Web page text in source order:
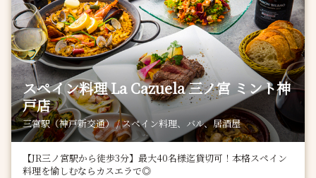
スペイン料理 La Cazuela 三ノ宮 ミント神
戸店
三宮駅（神戸新交通） / スペイン料理、バル、居酒屋
【JR三ノ宮駅から徒歩3分】最大40名様迄貸切可！本格スペイン
料理を愉しむならカスエラで◎